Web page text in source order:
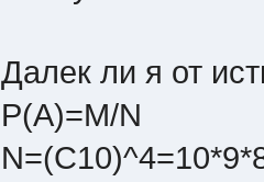
Далек ли я от
P(A)=M/N